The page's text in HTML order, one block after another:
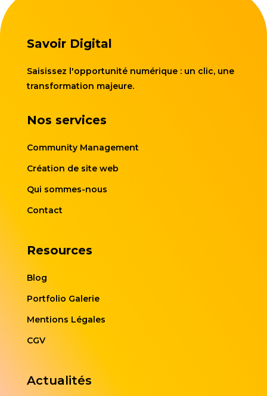
Savoir Digital
Saisissez l'opportunité numérique : un clic, une
transformation majeure.
Nos services
Community Management
Création de site web
Qui sommes-nous
Contact
Resources
Blog
Portfolio Galerie
Mentions Légales
CGV
Actualités